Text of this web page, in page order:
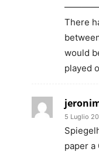
There
would
played
5 Luglio
paper a